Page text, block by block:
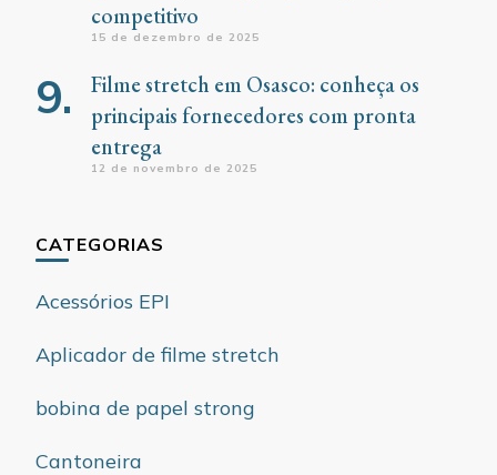
competitivo
15 de dezembro de 2025
Filme stretch em Osasco: conheça os
principais fornecedores com pronta
entrega
12 de novembro de 2025
CATEGORIAS
Acessórios EPI
Aplicador de filme stretch
bobina de papel strong
Cantoneira